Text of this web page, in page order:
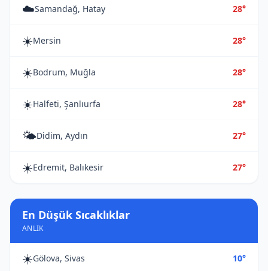
☁️Samandağ, Hatay 28°
☀️Mersin 28°
☀️Bodrum, Muğla 28°
☀️Halfeti, Şanlıurfa 28°
🌤️Didim, Aydın 27°
☀️Edremit, Balıkesir 27°
En Düşük Sıcaklıklar
ANLIK
☀️Gölova, Sivas 10°